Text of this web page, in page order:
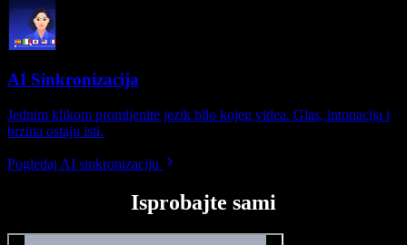
AI Sinkronizacija
Jednim klikom promijenite jezik bilo kojeg videa. Glas, intonacija i
brzina ostaju isti.
Pogledaj AI sinkronizaciju
Isprobajte sami